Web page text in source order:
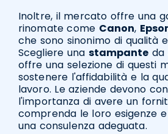
Inoltre, il mercato offre una
rinomate come Canon,
che sono sinonimo di qualità
Scegliere una stampante da
offre una selezione di questi
sostenere l'affidabilità e la
lavoro. Le aziende devono
l'importanza di avere un
comprenda le loro esigenze
una consulenza adeguata.